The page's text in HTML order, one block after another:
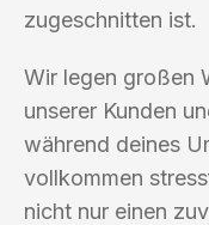
zugeschnitten ist.
Wir legen großen
unserer Kunden
während deines
vollkommen
nicht nur einen